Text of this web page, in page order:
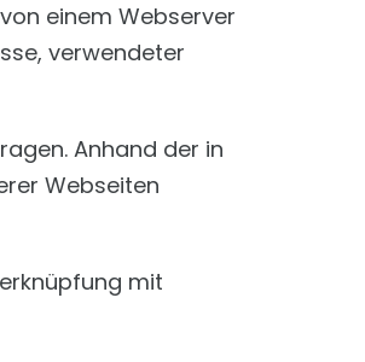
einem Webserver
verwendeter
Anhand der in
Webseiten
mit